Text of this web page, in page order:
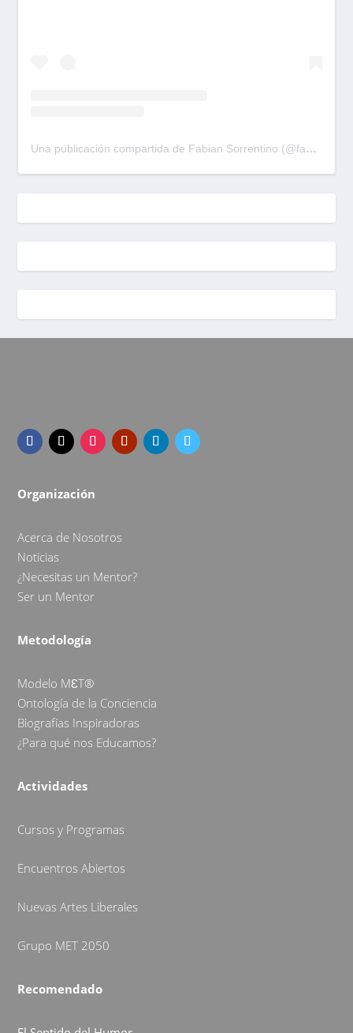
Una publicación compartida de Fabian Sorrentino (@fabiansonria)
Organización
Acerca de Nosotros
Noticias
¿Necesitas un Mentor?
Ser un Mentor
Metodología
Modelo MƐT®
Ontología de la Conciencia
Biografías Inspiradoras
¿Para qué nos Educamos?
Actividades
Cursos y Programas
Encuentros Abiertos
Nuevas Artes Liberales
Grupo MET 2050
Recomendado